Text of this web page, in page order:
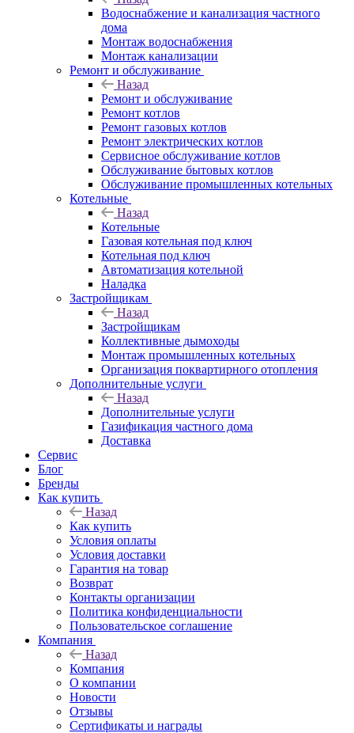
Водоснабжение и канализация частного
дома
Монтаж водоснабжения
Монтаж канализации
Ремонт и обслуживание
Назад
Ремонт и обслуживание
Ремонт котлов
Ремонт газовых котлов
Ремонт электрических котлов
Сервисное обслуживание котлов
Обслуживание бытовых котлов
Обслуживание промышленных котельных
Котельные
Назад
Котельные
Газовая котельная под ключ
Котельная под ключ
Автоматизация котельной
Наладка
Застройщикам
Назад
Застройщикам
Коллективные дымоходы
Монтаж промышленных котельных
Организация поквартирного отопления
Дополнительные услуги
Назад
Дополнительные услуги
Газификация частного дома
Доставка
Сервис
Блог
Бренды
Как купить
Назад
Как купить
Условия оплаты
Условия доставки
Гарантия на товар
Возврат
Контакты организации
Политика конфиденциальности
Пользовательское соглашение
Компания
Назад
Компания
О компании
Новости
Отзывы
Сертификаты и награды